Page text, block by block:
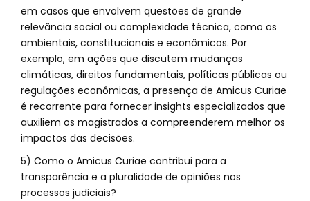
em casos que envolvem questões de grande
relevância social ou complexidade técnica, como os
ambientais, constitucionais e econômicos. Por
exemplo, em ações que discutem mudanças
climáticas, direitos fundamentais, políticas públicas ou
regulações econômicas, a presença de Amicus Curiae
é recorrente para fornecer insights especializados que
auxiliem os magistrados a compreenderem melhor os
impactos das decisões.
5) Como o Amicus Curiae contribui para a
transparência e a pluralidade de opiniões nos
processos judiciais?